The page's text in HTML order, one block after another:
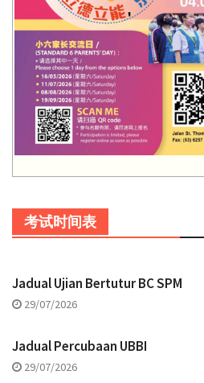
考试时间表
Jadual Ujian Bertutur BC SPM
29/07/2026
Jadual Percubaan UBBI
29/07/2026